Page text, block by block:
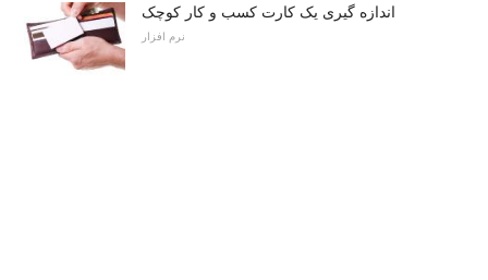
اندازه گیری یک کارت کسب و کار کوچک
نرم افزار